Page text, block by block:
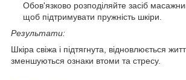
Обов'язково розподіляйте засіб
щоб підтримувати пружність шкіри.
Результати:
Шкіра свіжа і підтягнута, відновлюється
зменшуються ознаки втоми та стресу.